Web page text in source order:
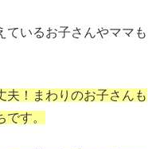
ているお子さんやママも
夫！まわりのお子さんも
す。